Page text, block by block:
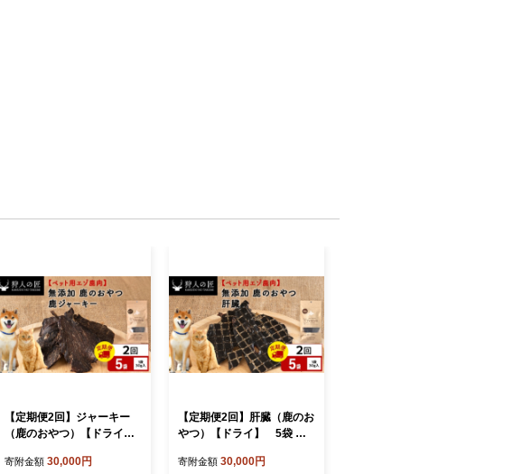
【定期便2回】ジャーキー
（鹿のおやつ）【ドライ】
ペットフード 犬のおやつ 犬
寄附金額 30,000円
【定期便2回】肝臓（鹿のお
やつ）【ドライ】 5袋 エ
フード 犬のおやつ 犬のごは
寄附金額 30,000円